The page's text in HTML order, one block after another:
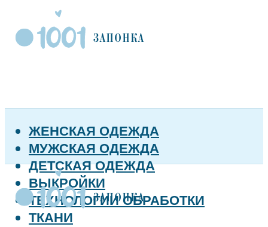
ЖЕНСКАЯ ОДЕЖДА
МУЖСКАЯ ОДЕЖДА
ДЕТСКАЯ ОДЕЖДА
ВЫКРОЙКИ
ТЕХНОЛОГИИ ОБРАБОТКИ
ТКАНИ